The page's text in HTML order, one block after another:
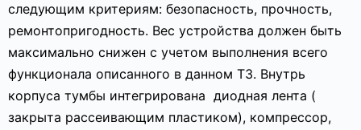
следующим критериям: безопасность, прочность,
ремонтопригодность. Вес устройства должен быть
максимально снижен с учетом выполнения всего
функционала описанного в данном ТЗ. Внутрь
корпуса тумбы интегрирована диодная лента (
закрыта рассеивающим пластиком), компрессор,